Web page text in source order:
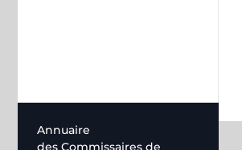
Annuaire
des Commissaires de